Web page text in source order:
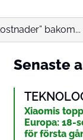
bakom...
Senaste
Xiaomis
Europa: 18-
för första